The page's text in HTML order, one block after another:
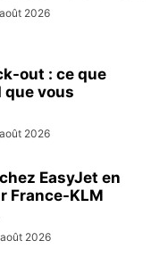
2026
out : ce que
que vous
2026
EasyJet en
France-KLM
2026